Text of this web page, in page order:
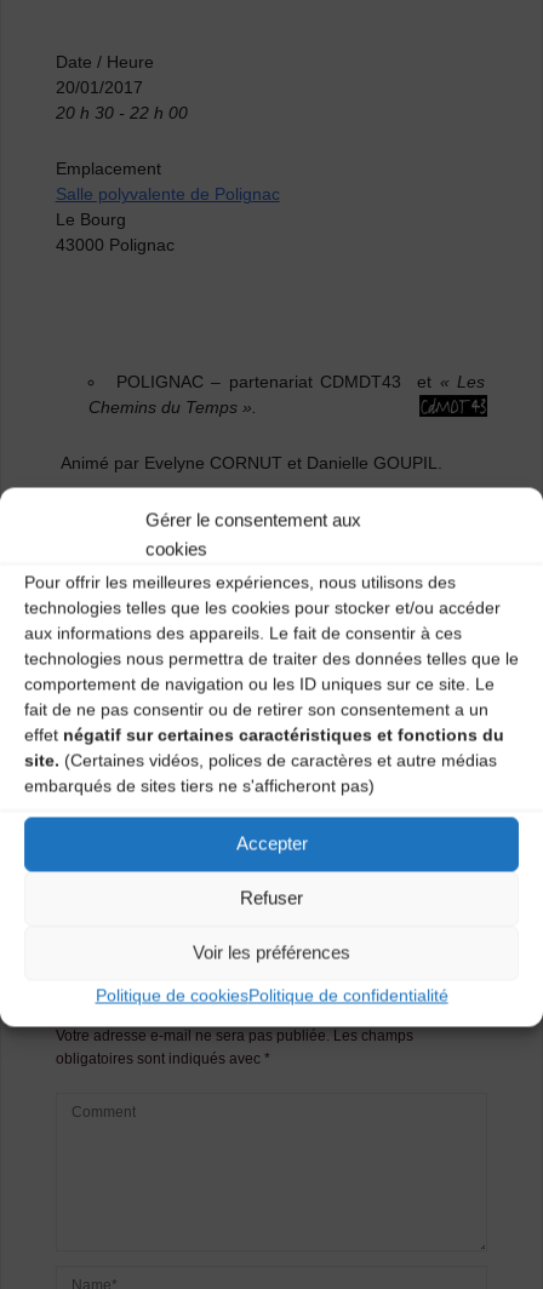
Gérer le consentement aux
cookies
Pour offrir les meilleures expériences, nous utilisons des
technologies telles que les cookies pour stocker et/ou accéder
aux informations des appareils. Le fait de consentir à ces
technologies nous permettra de traiter des données telles que le
comportement de navigation ou les ID uniques sur ce site. Le
fait de ne pas consentir ou de retirer son consentement a un
effet négatif sur certaines caractéristiques et fonctions du
site. (Certaines vidéos, polices de caractères et autre médias
embarqués de sites tiers ne s'afficheront pas)
Accepter
Refuser
Voir les préférences
Politique de cookiesPolitique de confidentialité
Date / Heure
20/01/2017
20 h 30 - 22 h 00
Emplacement
Salle polyvalente de Polignac
Le Bourg
43000 Polignac
POLIGNAC – partenariat CDMDT43 et « Les
Chemins du Temps ».
Animé par Evelyne CORNUT et Danielle GOUPIL.
Salle polyvalente – 1 vendredi sur 2 de 20H30 à 22H.
Deux ateliers : débutant et moyen-confirmé.
Renseignements : 04 71 09 56 56.
Catégories
Agenda
Atelier Danses Traditionnelles
Laisser un
commentaire
Votre adresse e-mail ne sera pas publiée. Les champs
obligatoires sont indiqués avec *